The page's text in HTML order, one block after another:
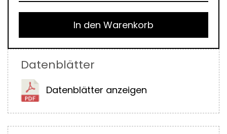
In den Warenkorb
Datenblätter
Datenblätter anzeigen